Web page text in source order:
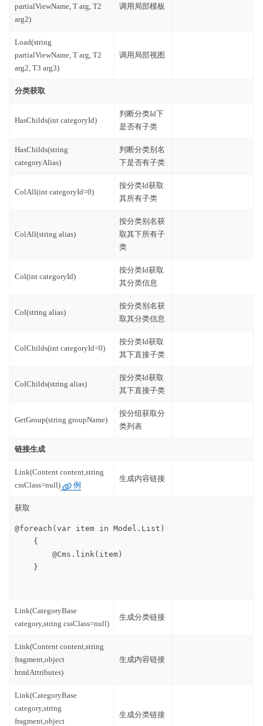
partialViewName, T arg, T2
arg2)
调用局部模板
Load(string
partialViewName, T arg, T2
arg2, T3 arg3)
调用局部视图
分类获取
HasChilds(int categoryId)
判断分类Id下
是否有子类
HasChilds(string
categoryAlias)
判断分类别名
下是否有子类
ColAll(int categoryId=0)
按分类Id获取
其所有子类
ColAll(string alias)
按分类别名获
取其下所有子
类
Col(int categoryId)
按分类Id获取
其分类信息
Col(string alias)
按分类别名获
取其分类信息
ColChilds(int categoryId=0)
按分类Id获取
其下直接子类
ColChilds(string alias)
按分类Id获取
其下直接子类
GetGroup(string groupName)
按分组获取分
类列表
链接生成
Link(Content content,string
cssClass=null)
例
生成内容链接
获取
@foreach(var item in Model.List)
    {
        @Cms.link(item)
    }
Link(CategoryBase
category,string cssClass=null)
生成分类链接
Link(Content content,string
fragment,object
htmlAttributes)
生成内容链接
Link(CategoryBase
category,string
fragment,object
生成分类链接